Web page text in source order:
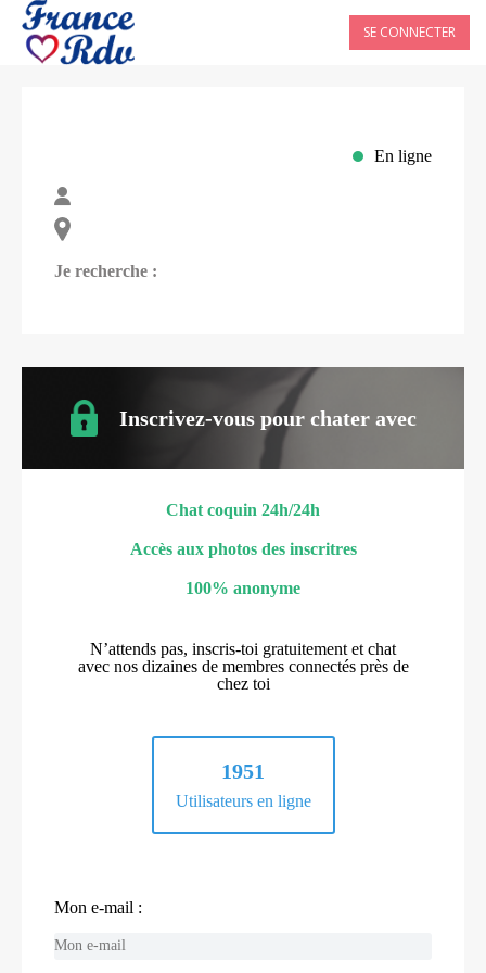
SE CONNECTER
En ligne
Je recherche :
Inscrivez-vous pour chater avec
Chat coquin 24h/24h
Accès aux photos des inscritres
100% anonyme
N’attends pas, inscris-toi gratuitement et chat
avec nos dizaines de membres connectés près de
chez toi
1951
Utilisateurs en ligne
Mon e-mail :